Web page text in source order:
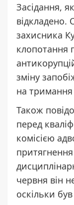
Засідання,
відкладено.
захисника
клопотання
зміну
на
Також
перед
комісією
червня він
оскільки